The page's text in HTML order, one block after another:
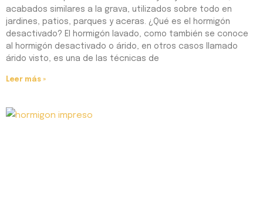
acabados similares a la grava, utilizados sobre todo en
jardines, patios, parques y aceras. ¿Qué es el hormigón
desactivado? El hormigón lavado, como también se conoce
al hormigón desactivado o árido, en otros casos llamado
árido visto, es una de las técnicas de
Leer más »